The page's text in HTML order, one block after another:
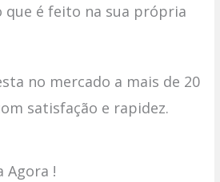
que é feito na sua própria
no mercado a mais de 20
satisfação e rapidez.
Agora !